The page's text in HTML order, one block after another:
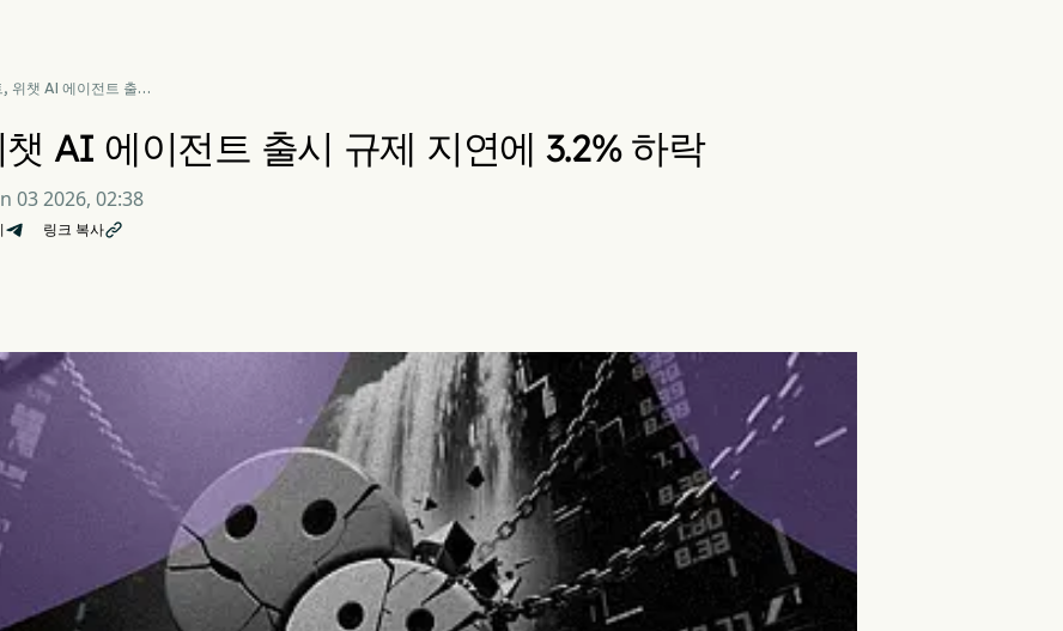
, 위챗 AI 에이전트 출시
AI 에이전트 출시 규제 지연에 3.2% 하락
03 2026, 02:38
링크 복사